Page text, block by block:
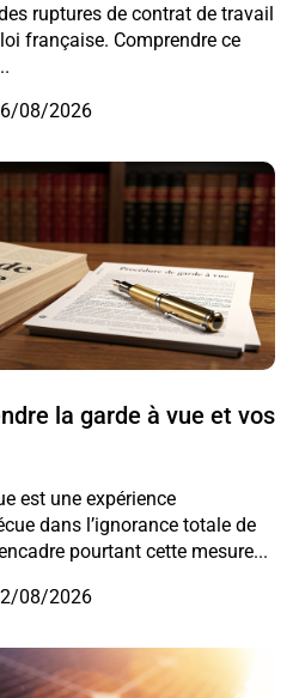
ruptures de contrat de travail
française. Comprendre ce
08/2026
la garde à vue et vos
est une expérience
dans l’ignorance totale de
pourtant cette mesure...
08/2026